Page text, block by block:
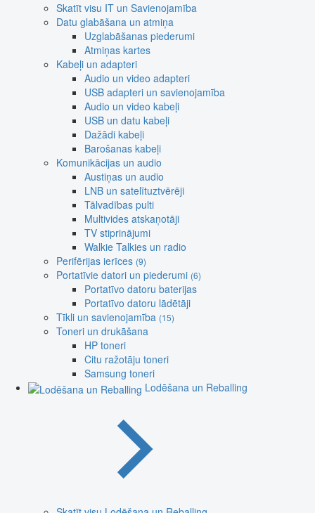
Skatīt visu IT un Savienojamība
Datu glabāšana un atmiņa
Uzglabāšanas piederumi
Atmiņas kartes
Kabeļi un adapteri
Audio un video adapteri
USB adapteri un savienojamība
Audio un video kabeļi
USB un datu kabeļi
Dažādi kabeļi
Barošanas kabeļi
Komunikācijas un audio
Austiņas un audio
LNB un satelītuztvērēji
Tālvadības pulti
Multivides atskaņotāji
TV stiprinājumi
Walkie Talkies un radio
Perifērijas ierīces (9)
Portatīvie datori un piederumi (6)
Portatīvo datoru baterijas
Portatīvo datoru lādētāji
Tīkli un savienojamība (15)
Toneri un drukāšana
HP toneri
Citu ražotāju toneri
Samsung toneri
Lodēšana un Reballing